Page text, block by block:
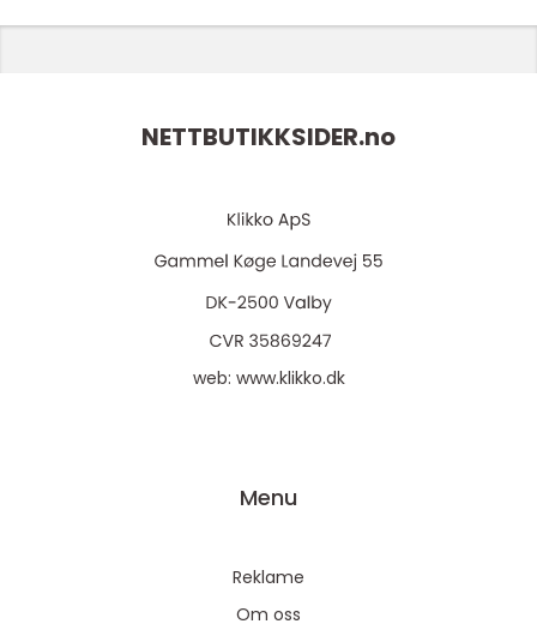
NETTBUTIKKSIDER.no
web: www.klikko.dk
Menu
Reklame
Om oss